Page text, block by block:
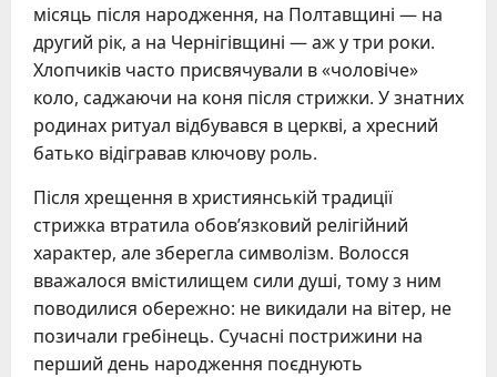
місяць після народження, на Полтавщині — на
другий рік, а на Чернігівщині — аж у три роки.
Хлопчиків часто присвячували в «чоловіче»
коло, саджаючи на коня після стрижки. У знатних
родинах ритуал відбувався в церкві, а хресний
батько відігравав ключову роль.
Після хрещення в християнській традиції
стрижка втратила обов’язковий релігійний
характер, але зберегла символізм. Волосся
вважалося вмістилищем сили душі, тому з ним
поводилися обережно: не викидали на вітер, не
позичали гребінець. Сучасні пострижини на
перший день народження поєднують